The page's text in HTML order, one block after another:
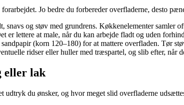
Jo bedre du forbereder overfladerne, desto
snavs og støv med grundrens. Køkkenelementer samler
er lettere at male, når du kan arbejde fladt og uden
(korn 120–180) for at mattere overfladen. Tør
ridser eller huller med træspartel, og slib efter, når
eller lak
udtryk du ønsker, og hvor meget slid overfladerne